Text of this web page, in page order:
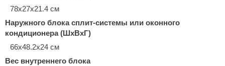
78x27x21.4 см
Наружного блока сплит-системы или оконного
кондиционера (ШxВxГ)
66x48.2x24 см
Вес внутреннего блока